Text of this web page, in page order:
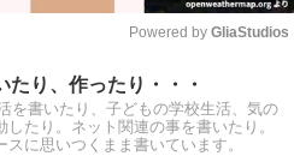
Powered by GliaStudios
り、作ったり・・・
を書いたり、子どもの学校生活、気の
したり。ネット関連の事を書いたり。
に思いつくまま書いています。